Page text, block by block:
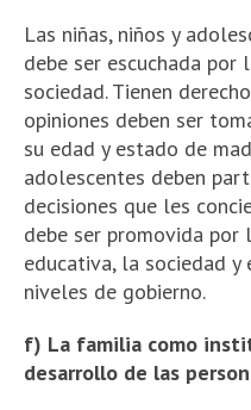
Las niñas, niños y
debe ser escuchada
sociedad. Tienen
opiniones deben ser
su edad y estado de
adolescentes deben
decisiones que les
debe ser promovida
educativa, la sociedad
niveles de gobierno.
f) La familia como
desarrollo de las